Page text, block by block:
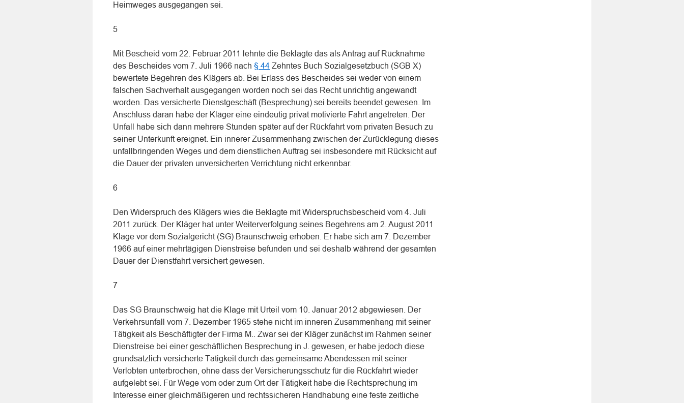
Heimweges ausgegangen sei.
5
Mit Bescheid vom 22. Februar 2011 lehnte die Beklagte das als Antrag auf Rücknahme
des Bescheides vom 7. Juli 1966 nach § 44 Zehntes Buch Sozialgesetzbuch (SGB X)
bewertete Begehren des Klägers ab. Bei Erlass des Bescheides sei weder von einem
falschen Sachverhalt ausgegangen worden noch sei das Recht unrichtig angewandt
worden. Das versicherte Dienstgeschäft (Besprechung) sei bereits beendet gewesen. Im
Anschluss daran habe der Kläger eine eindeutig privat motivierte Fahrt angetreten. Der
Unfall habe sich dann mehrere Stunden später auf der Rückfahrt vom privaten Besuch zu
seiner Unterkunft ereignet. Ein innerer Zusammenhang zwischen der Zurücklegung dieses
unfallbringenden Weges und dem dienstlichen Auftrag sei insbesondere mit Rücksicht auf
die Dauer der privaten unversicherten Verrichtung nicht erkennbar.
6
Den Widerspruch des Klägers wies die Beklagte mit Widerspruchsbescheid vom 4. Juli
2011 zurück. Der Kläger hat unter Weiterverfolgung seines Begehrens am 2. August 2011
Klage vor dem Sozialgericht (SG) Braunschweig erhoben. Er habe sich am 7. Dezember
1966 auf einer mehrtägigen Dienstreise befunden und sei deshalb während der gesamten
Dauer der Dienstfahrt versichert gewesen.
7
Das SG Braunschweig hat die Klage mit Urteil vom 10. Januar 2012 abgewiesen. Der
Verkehrsunfall vom 7. Dezember 1965 stehe nicht im inneren Zusammenhang mit seiner
Tätigkeit als Beschäftigter der Firma M.. Zwar sei der Kläger zunächst im Rahmen seiner
Dienstreise bei einer geschäftlichen Besprechung in J. gewesen, er habe jedoch diese
grundsätzlich versicherte Tätigkeit durch das gemeinsame Abendessen mit seiner
Verlobten unterbrochen, ohne dass der Versicherungsschutz für die Rückfahrt wieder
aufgelebt sei. Für Wege vom oder zum Ort der Tätigkeit habe die Rechtsprechung im
Interesse einer gleichmäßigeren und rechtssicheren Handhabung eine feste zeitliche